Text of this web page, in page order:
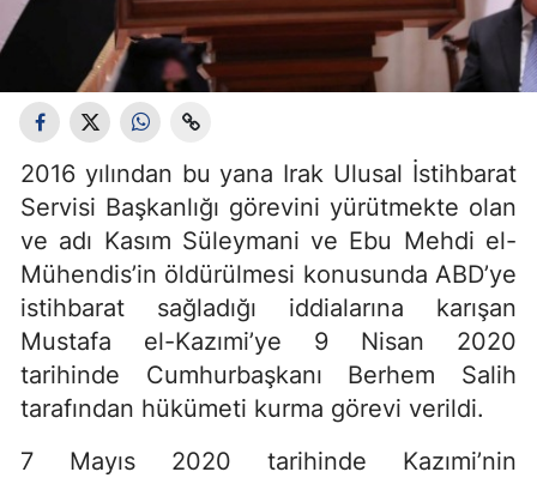
2016 yılından bu yana Irak Ulusal İstihbarat
Servisi Başkanlığı görevini yürütmekte olan
ve adı Kasım Süleymani ve Ebu Mehdi el-
Mühendis’in öldürülmesi konusunda ABD’ye
istihbarat sağladığı iddialarına karışan
Mustafa el-Kazımi’ye 9 Nisan 2020
tarihinde Cumhurbaşkanı Berhem Salih
tarafından hükümeti kurma görevi verildi.
7 Mayıs 2020 tarihinde Kazımi’nin